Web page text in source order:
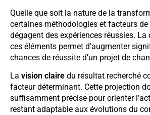
Quelle que soit la nature de la
certaines méthodologies et facteurs de
dégagent des expériences réussies.
ces éléments permet d’augmenter
chances de réussite d’un projet de
La vision claire du résultat recherché
facteur déterminant. Cette projection
suffisamment précise pour orienter
restant adaptable aux évolutions du